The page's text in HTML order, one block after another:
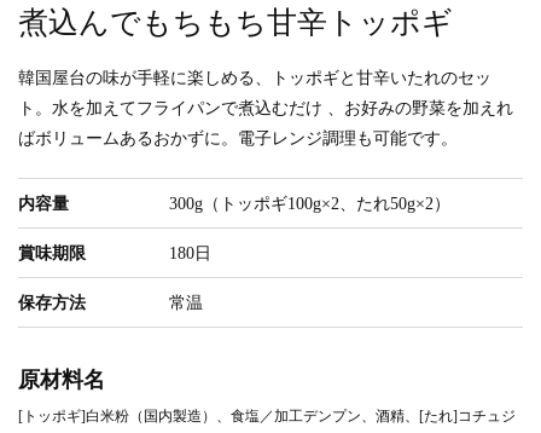
煮込んでもちもち甘辛トッポギ
韓国屋台の味が手軽に楽しめる、トッポギと甘辛いたれのセッ
ト。水を加えてフライパンで煮込むだけ 、お好みの野菜を加えれ
ばボリュームあるおかずに。電子レンジ調理も可能です。
内容量 300g（トッポギ100g×2、たれ50g×2）
賞味期限 180日
保存方法 常温
原材料名
[トッポギ]白米粉（国内製造）、食塩／加工デンプン、酒精、[たれ]コチュジ